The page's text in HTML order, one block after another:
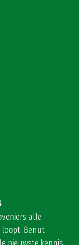
alle
loopt. Benut